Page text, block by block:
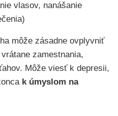
vlasov, nanášanie
môže zásadne ovplyvniť
zamestnania,
Môže viesť k depresii,
k úmyslom na